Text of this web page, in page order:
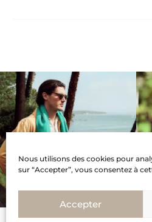
Nous utilisons des cookies pour
sur “Accepter”, vous consentez à
Accepter